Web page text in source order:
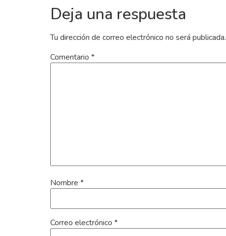
Deja una respuesta
Tu dirección de correo electrónico no será publicada.
Comentario *
Nombre *
Correo electrónico *